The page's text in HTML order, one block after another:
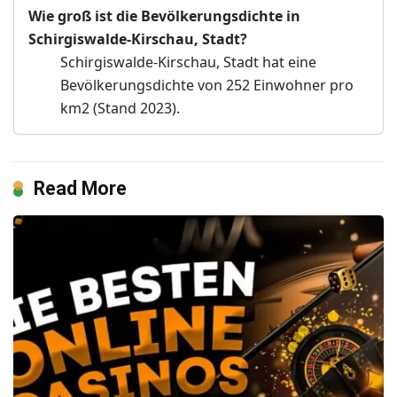
Wie groß ist die Bevölkerungsdichte in
Schirgiswalde-Kirschau, Stadt?
Schirgiswalde-Kirschau, Stadt hat eine
Bevölkerungsdichte von 252 Einwohner pro
km2 (Stand 2023).
Read More